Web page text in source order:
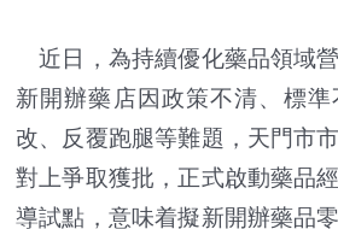
近日，為持續優化藥品領域
新開辦藥店因政策不清、標
改、反覆跑腿等難題，天門市
對上爭取獲批，正式啟動藥品
導試點，意味着擬新開辦藥品